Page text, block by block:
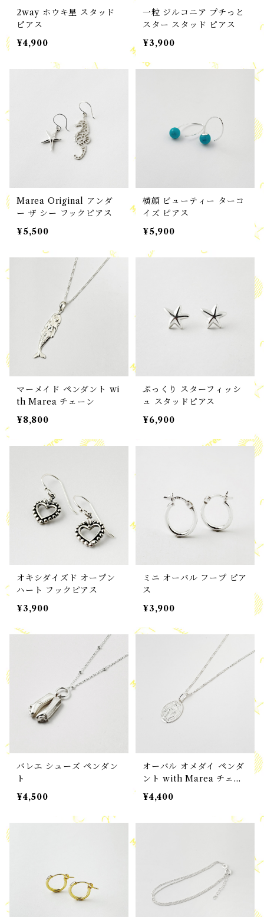
2way ホウキ星 スタッド
ピアス
¥4,900
一粒 ジルコニア プチっと
スター スタッド ピアス
¥3,900
Marea Original アンダ
ー ザ シー フックピアス
¥5,500
横顔 ビューティー ターコ
イズ ピアス
¥5,900
マーメイド ペンダント wi
th Marea チェーン
¥8,800
ぷっくり スターフィッシ
ュ スタッドピアス
¥6,900
オキシダイズド オープン
ハート フックピアス
¥3,900
ミニ オーバル フープ ピア
ス
¥3,900
バレエ シューズ ペンダン
ト
¥4,500
オーバル オメダイ ペンダ
ント with Marea チェー
ン
¥4,400